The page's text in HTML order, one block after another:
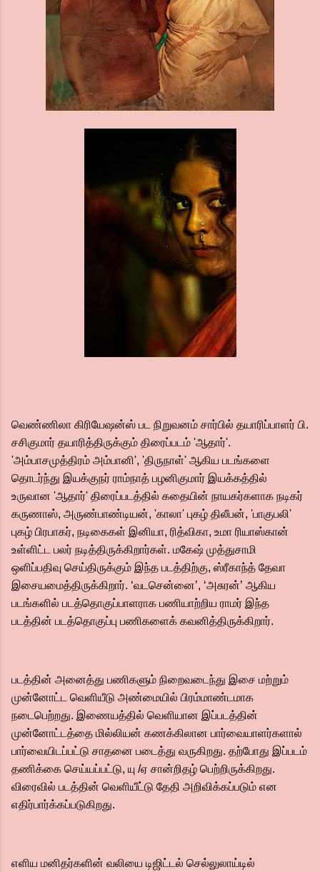
வெண்ணிலா கிரியேஷன்ஸ் பட நிறுவனம் சார்பில் தயாரிப்பாளர் பி.
சசிகுமார் தயாரித்திருக்கும் திரைப்படம் 'ஆதார்'.
'அம்பாசமுத்திரம் அம்பானி', 'திருநாள்' ஆகிய படங்களை
தொடர்ந்து இயக்குநர் ராம்நாத் பழனிகுமார் இயக்கத்தில்
உருவான 'ஆதார்' திரைப்படத்தில் கதையின் நாயகர்களாக நடிகர்
கருணாஸ், அருண்பாண்டியன், 'காலா' புகழ் திலீபன், 'பாகுபலி'
புகழ் பிரபாகர், நடிகைகள் இனியா, ரித்விகா, உமா ரியாஸ்கான்
உள்ளிட்ட பலர் நடித்திருக்கிறார்கள். மகேஷ் முத்துசாமி
ஒளிப்பதிவு செய்திருக்கும் இந்த படத்திற்கு, ஸ்ரீகாந்த் தேவா
இசையமைத்திருக்கிறார். ‘வடசென்னை’, ‘அசுரன்’ ஆகிய
படங்களில் படத்தொகுப்பாளராக பணியாற்றிய ராமர் இந்த
படத்தின் படத்தொகுப்பு பணிகளைக் கவனித்திருக்கிறார்.
படத்தின் அனைத்து பணிகளும் நிறைவடைந்து இசை மற்றும்
முன்னோட்ட வெளியீடு அண்மையில் பிரம்மாண்டமாக
நடைபெற்றது. இணையத்தில் வெளியான இப்படத்தின்
முன்னோட்டத்தை மில்லியன் கணக்கிலான பார்வையாளர்களால்
பார்வையிடப்பட்டு சாதனை படைத்து வருகிறது. தற்போது இப்படம்
தணிக்கை செய்யப்பட்டு, யு /ஏ சான்றிதழ் பெற்றிருக்கிறது.
விரைவில் படத்தின் வெளியீட்டு தேதி அறிவிக்கப்படும் என
எதிர்பார்க்கப்படுகிறது.
எளிய மனிதர்களின் வலியை டிஜிட்டல் செல்லுலாய்டில்